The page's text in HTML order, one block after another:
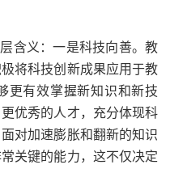
含义：一是科技向善。教
将科技创新成果应用于教
更有效掌握新知识和新技
优秀的人才，充分体现科
对加速膨胀和翻新的知识
关键的能力，这不仅决定